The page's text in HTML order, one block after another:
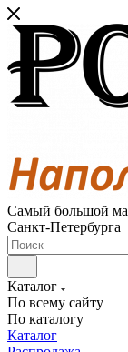
Самый большой
Санкт-Петербурга
Каталог
По всему сайту
По каталогу
Каталог